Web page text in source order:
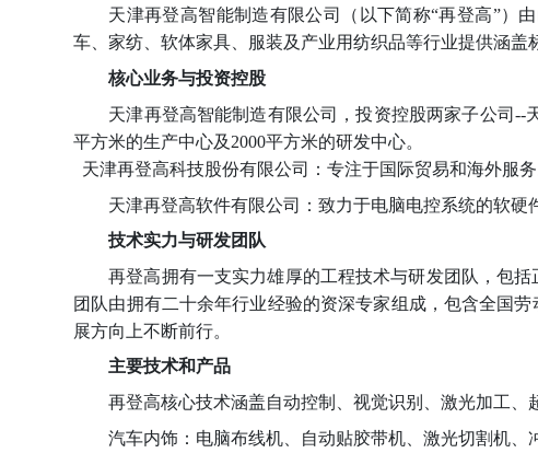
天津再登高智能制造有限公司（以下简称“再登高”）
车、家纺、软体家具、服装及产业用纺织品等行业提供涵
核心业务与投资控股
天津再登高智能制造有限公司，投资控股两家子公司 --
平方米的生产中心及2000平方米的研发中心。
天津再登高科技股份有限公司
：专注于国际贸易和海外服务
天津再登高软件有限公司：致力于电脑电控系统的软硬
技术实力与研发团队
再登高拥有一支实力雄厚的工程技术与研发团队，包括
团队由拥有二十余年行业经验的资深专家组成，包含全国
展方向上不断前行。
主要技术和产品
再登高核心技术涵盖自动控制、视觉识别、激光加工、
汽车内饰：电脑布线机、自动贴胶带机、激光切割机、